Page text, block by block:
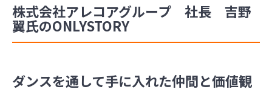
株式会社アレコアグループ 社長 吉野
翼氏のONLYSTORY
ダンスを通して手に入れた仲間と価値観